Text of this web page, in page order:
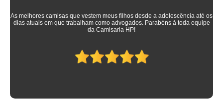
As melhores camisas que vestem meus filhos desde a adolescência até os
dias atuais em que trabalham como advogados. Parabéns à toda equipe
da Camisaria HP!